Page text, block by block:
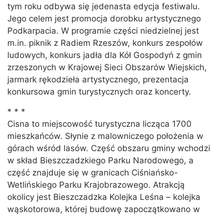
tym roku odbywa się jedenasta edycja festiwalu.
Jego celem jest promocja dorobku artystycznego
Podkarpacia. W programie części niedzielnej jest
m.in. piknik z Radiem Rzeszów, konkurs zespołów
ludowych, konkurs jadła dla Kół Gospodyń z gmin
zrzeszonych w Krajowej Sieci Obszarów Wiejskich,
jarmark rękodzieła artystycznego, prezentacja
konkursowa gmin turystycznych oraz koncerty.
* * *
Cisna to miejscowość turystyczna licząca 1700
mieszkańców. Słynie z malowniczego położenia w
górach wśród lasów. Część obszaru gminy wchodzi
w skład Bieszczadzkiego Parku Narodowego, a
część znajduje się w granicach Ciśniańsko-
Wetlińskiego Parku Krajobrazowego. Atrakcją
okolicy jest Bieszczadzka Kolejka Leśna – kolejka
wąskotorowa, której budowę zapoczątkowano w